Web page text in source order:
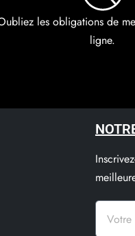
les obligations de
ligne.